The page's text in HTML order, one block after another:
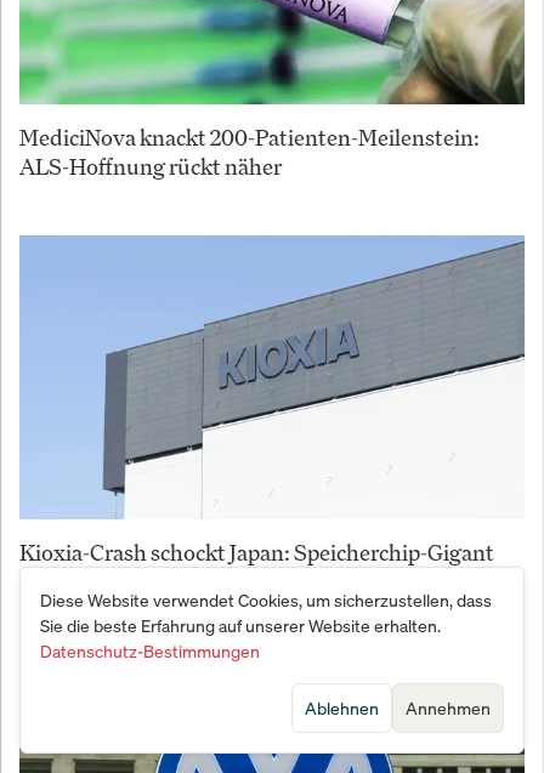
MediciNova knackt 200-Patienten-Meilenstein:
ALS-Hoffnung rückt näher
Kioxia-Crash schockt Japan: Speicherchip-Gigant
Diese Website verwendet Cookies, um sicherzustellen, dass
Sie die beste Erfahrung auf unserer Website erhalten.
Datenschutz-Bestimmungen
Annehmen
Ablehnen